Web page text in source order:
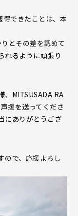
できたことは、本
とその差を認めて
れるように頑張り
、MITSUSADA RA
援を送ってくださ
にありがとうござ
ので、応援よろし